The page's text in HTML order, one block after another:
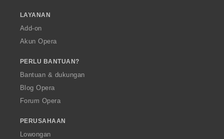
LAYANAN
Add-on
Akun Opera
PERLU BANTUAN?
Bantuan & dukungan
Blog Opera
Forum Opera
PERUSAHAAN
Lowongan